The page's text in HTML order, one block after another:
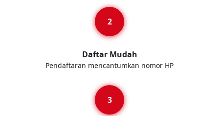
Daftar Mudah
Pendaftaran mencantumkan nomor HP